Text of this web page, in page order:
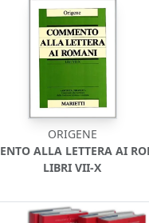
ORIGENE
ALLA LETTERA AI
LIBRI VII-X